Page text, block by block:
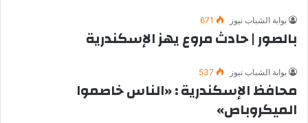
بوابة الشباب نيوز 671
بالصور | حادث مروع يهز الإسكندرية
بوابة الشباب نيوز 537
محافظ الإسكندرية : «الناس خاصموا
الميكروباص»